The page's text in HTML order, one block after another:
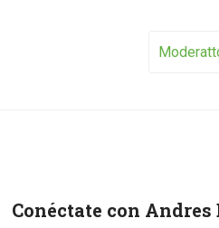
Conéctate con Andres